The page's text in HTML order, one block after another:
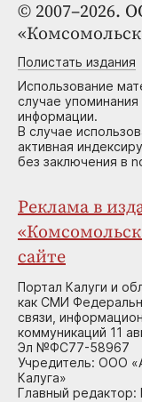
© 2007–2026.
Полистать издания
Использование
случае
информации.
В случае
активная
без заключения в
Реклама в
сайте
Портал Калуги и
как СМИ
связи,
коммуникаций 11
Эл №ФС77-58967
Учредитель: ООО
Калуга»
Главный редактор: